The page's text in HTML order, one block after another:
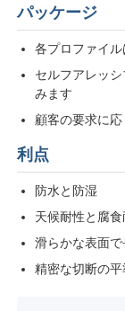
工場 ツアー
お問い合わせ
ニュース
見積もりを
パッケージ
各プロファイ
セルフアレッ
みます
顧客の要求に応
利点
防水と防湿
天候耐性と腐
滑らかな表面
精密な切断の